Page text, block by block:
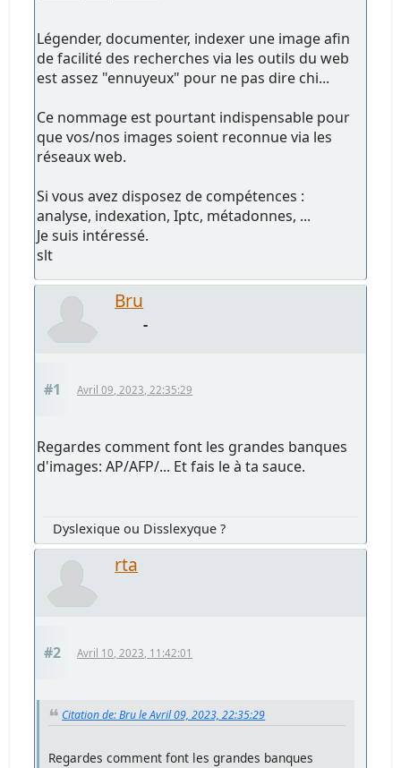
Légender, documenter, indexer une image afin
de facilité des recherches via les outils du web
est assez "ennuyeux" pour ne pas dire chi...
Ce nommage est pourtant indispensable pour
que vos/nos images soient reconnue via les
réseaux web.
Si vous avez disposez de compétences :
analyse, indexation, Iptc, métadonnes, ...
Je suis intéressé.
slt
Bru
-
#1 Avril 09, 2023, 22:35:29
Regardes comment font les grandes banques
d'images: AP/AFP/... Et fais le à ta sauce.
Dyslexique ou Disslexyque ?
rta
#2 Avril 10, 2023, 11:42:01
Citation de: Bru le Avril 09, 2023, 22:35:29
Regardes comment font les grandes banques